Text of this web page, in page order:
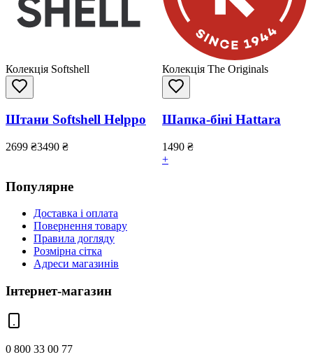
Колекція Softshell
Штани Softshell Helppo
2699 ₴3490 ₴
Колекція The Originals
Шапка-біні Hattara
1490 ₴
+
Популярне
Доставка і оплата
Повернення товару
Правила догляду
Розмірна сітка
Адреси магазинів
Інтернет-магазин
0 800 33 00 77